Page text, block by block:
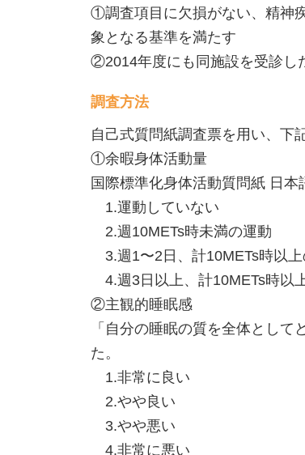
①調査項目に欠損がない、精神
象となる基準を満たす
②2014年度にも同施設を受診し
調査方法
自己式質問紙調査票を用い、下
①余暇身体活動量
国際標準化身体活動質問紙 日
1.運動していない
2.週10METs時未満の運動
3.週1〜2日、計10METs時以上
4.週3日以上、計10METs時以
②主観的睡眠感
「自分の睡眠の質を全体とし
た。
1.非常に良い
2.やや良い
3.やや悪い
4.非常に悪い